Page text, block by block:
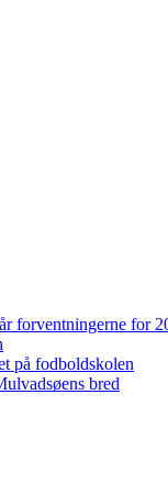
forventningerne for
på fodboldskolen
bred